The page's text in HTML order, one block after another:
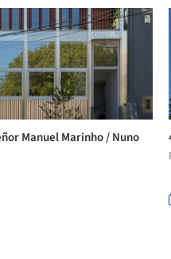
Manuel Marinho / Nuno